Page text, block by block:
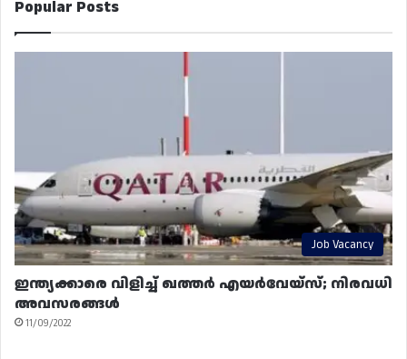
Popular Posts
Job Vacancy
ഇന്ത്യക്കാരെ വിളിച്ച് ഖത്തർ എയർവേയ്‌സ്; നിരവധി
അവസരങ്ങൾ
11/09/2022